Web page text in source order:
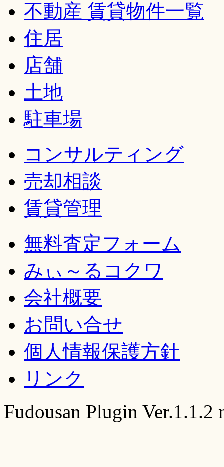
不動産 賃貸物件一覧
住居
店舗
土地
駐車場
コンサルティング
売却相談
賃貸管理
無料査定フォーム
みぃ～るコクワ
会社概要
お問い合せ
個人情報保護方針
リンク
Fudousan Plugin Ver.1.1.2